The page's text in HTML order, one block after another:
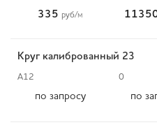
335 руб/м
Круг калиброванный 23
А12 0
по запросу по